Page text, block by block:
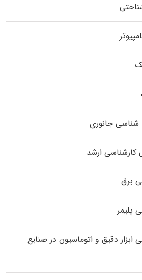
جانوری
کارشناسی ارشد
برق
پلیمر
دقیق و اتوماسیون در صنایع